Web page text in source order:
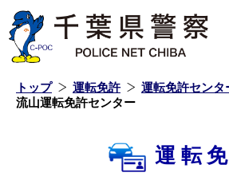
トップ 運転免許
運転免許センタ
流山運転免許センター
運転